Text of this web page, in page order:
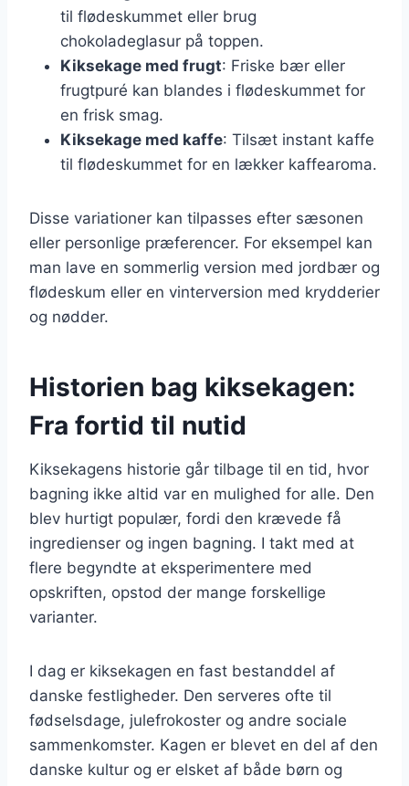
til flødeskummet eller brug
chokoladeglasur på toppen.
Kiksekage med frugt: Friske bær eller
frugtpuré kan blandes i flødeskummet for
en frisk smag.
Kiksekage med kaffe: Tilsæt instant kaffe
til flødeskummet for en lækker kaffearoma.
Disse variationer kan tilpasses efter sæsonen
eller personlige præferencer. For eksempel kan
man lave en sommerlig version med jordbær og
flødeskum eller en vinterversion med krydderier
og nødder.
Historien bag kiksekagen:
Fra fortid til nutid
Kiksekagens historie går tilbage til en tid, hvor
bagning ikke altid var en mulighed for alle. Den
blev hurtigt populær, fordi den krævede få
ingredienser og ingen bagning. I takt med at
flere begyndte at eksperimentere med
opskriften, opstod der mange forskellige
varianter.
I dag er kiksekagen en fast bestanddel af
danske festligheder. Den serveres ofte til
fødselsdage, julefrokoster og andre sociale
sammenkomster. Kagen er blevet en del af den
danske kultur og er elsket af både børn og